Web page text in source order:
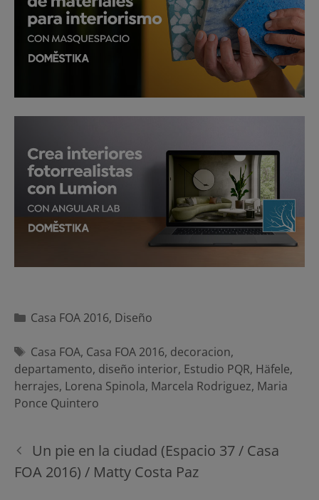
Categorías
Casa FOA 2016, Diseño
Etiquetas
Casa FOA, Casa FOA 2016, decoracion,
departamento, diseño interior, Estudio PQR, Häfele,
herrajes, Lorena Spinola, Marcela Rodriguez, Maria
Ponce Quintero
Navegación
de
entradas
Un pie en la ciudad (Espacio 37 / Casa
FOA 2016) / Matty Costa Paz